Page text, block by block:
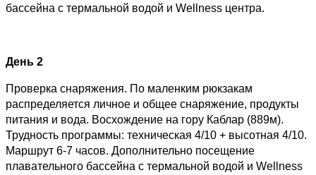
бассейна с термальной водой и Wellness центра.
День 2
Проверка снаряжения. По маленким рюкзакам
распределяется личное и общее снаряжение, продукты
питания и вода. Восхождение на гору Каблар (889м).
Трудность программы: техническая 4/10 + высотная 4/10.
Маршрут 6-7 часов. Дополнительно посещение
плавательного бассейна с термальной водой и Wellness